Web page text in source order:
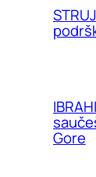
Gore